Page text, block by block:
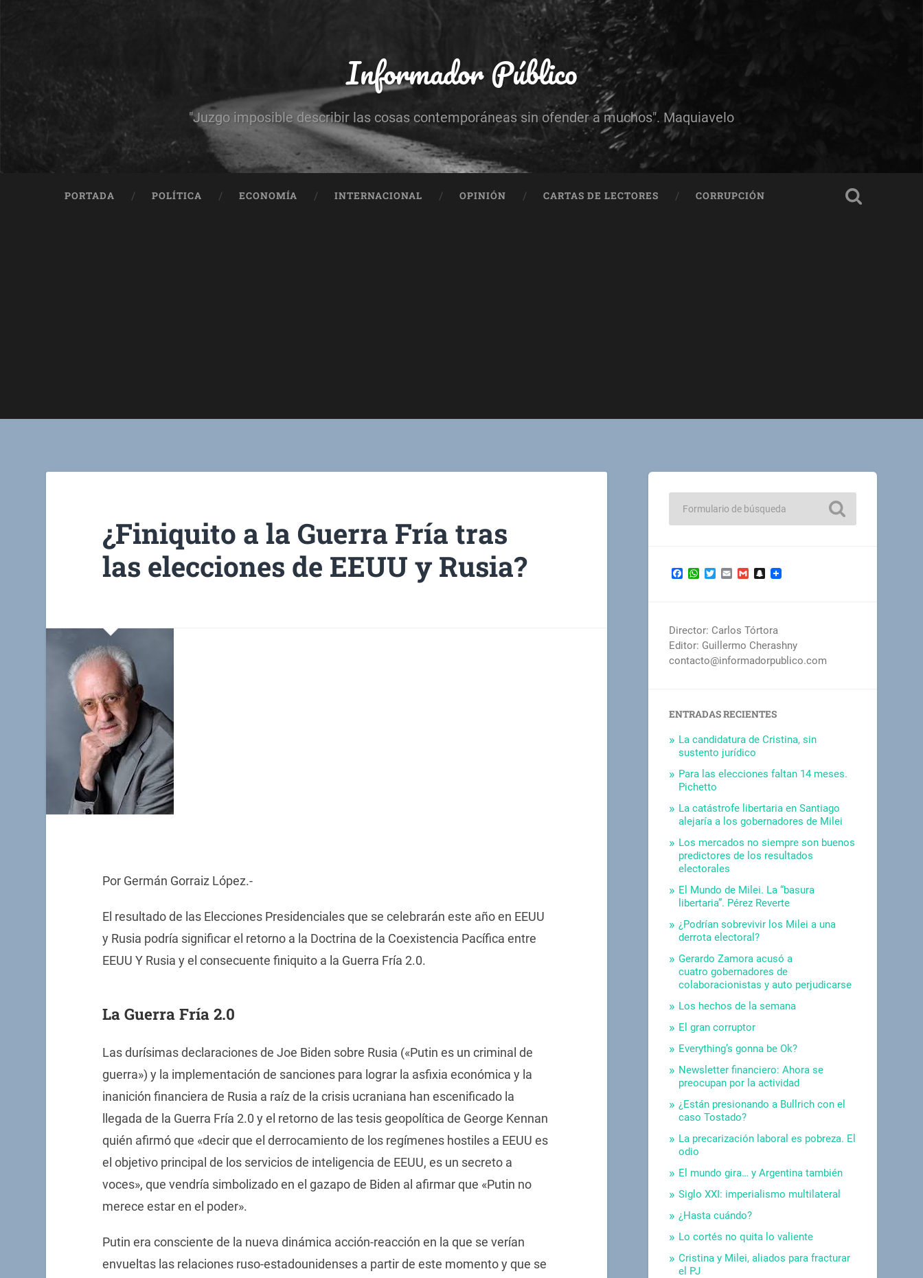
Informador Público
"Juzgo imposible describir las cosas contemporáneas sin ofender a muchos". Maquiavelo
PORTADA POLÍTICA ECONOMÍA INTERNACIONAL OPINIÓN CARTAS DE LECTORES CORRUPCIÓN
¿Finiquito a la Guerra Fría tras
las elecciones de EEUU y Rusia?
Por Germán Gorraiz López.-
El resultado de las Elecciones Presidenciales que se celebrarán este año en EEUU
y Rusia podría significar el retorno a la Doctrina de la Coexistencia Pacífica entre
EEUU Y Rusia y el consecuente finiquito a la Guerra Fría 2.0.
La Guerra Fría 2.0
Las durísimas declaraciones de Joe Biden sobre Rusia («Putin es un criminal de
guerra») y la implementación de sanciones para lograr la asfixia económica y la
inanición financiera de Rusia a raíz de la crisis ucraniana han escenificado la
llegada de la Guerra Fría 2.0 y el retorno de las tesis geopolítica de George Kennan
quién afirmó que «decir que el derrocamiento de los regímenes hostiles a EEUU es
el objetivo principal de los servicios de inteligencia de EEUU, es un secreto a
voces», que vendría simbolizado en el gazapo de Biden al afirmar que «Putin no
merece estar en el poder».
Putin era consciente de la nueva dinámica acción-reacción en la que se verían
envueltas las relaciones ruso-estadounidenses a partir de este momento y que se
Facebook
WhatsApp
TwitterEmailGmailSnapchat
Director: Carlos Tórtora
Editor: Guillermo Cherashny
contacto@informadorpublico.com
ENTRADAS RECIENTES
La candidatura de Cristina, sin
sustento jurídico
Para las elecciones faltan 14 meses.
Pichetto
La catástrofe libertaria en Santiago
alejaría a los gobernadores de Milei
Los mercados no siempre son buenos
predictores de los resultados
electorales
El Mundo de Milei. La “basura
libertaria”. Pérez Reverte
¿Podrían sobrevivir los Milei a una
derrota electoral?
Gerardo Zamora acusó a
cuatro gobernadores de
colaboracionistas y auto perjudicarse
Los hechos de la semana
El gran corruptor
Everything’s gonna be Ok?
Newsletter financiero: Ahora se
preocupan por la actividad
¿Están presionando a Bullrich con el
caso Tostado?
La precarización laboral es pobreza. El
odio
El mundo gira… y Argentina también
Siglo XXI: imperialismo multilateral
¿Hasta cuándo?
Lo cortés no quita lo valiente
Cristina y Milei, aliados para fracturar
el PJ